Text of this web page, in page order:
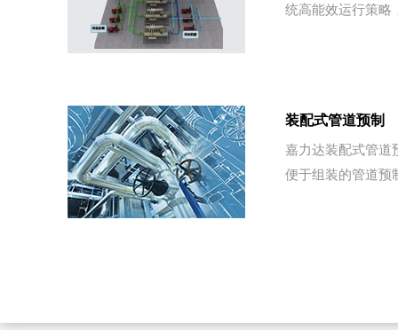
统高能效运行策略
装配式管道预制
嘉力达装配式管道
便于组装的管道预